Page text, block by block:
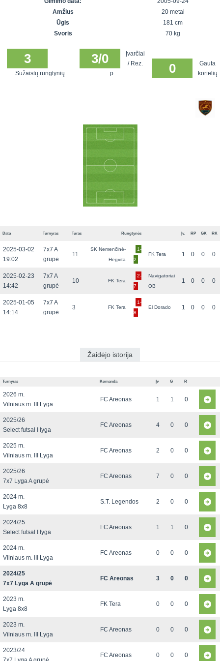
SFL rudens
Snaigės taurė
čempionatas
Vilnius
Amžius
20 metai
Ūgis
181 cm
Svoris
70 kg
3
Sužaistų rungtynių
3/0
Įvarčiai
/ Rez.
p.
0
Gauta
kortelių
Data Turnyras Turas Rungtynės Įv. RP GK RK
2025-03-02
19:02
7x7 A
grupė
11
SK Nemenčinė-
Hegvita
1-
2
FK Tera 1 0 0 0
2025-02-23
14:42
7x7 A
grupė
10 FK Tera
2-
7
Navigatoriai
OB
1 0 0 0
2025-01-05
14:14
7x7 A
grupė
3 FK Tera
1-
8
El Dorado 1 0 0 0
Žaidėjo istorija
Turnyras Komanda Įv G R
2026 m.
Vilniaus m. III Lyga
FC Areonas 1 1 0
2025/26
Select futsal I lyga
FC Areonas 4 0 0
2025 m.
Vilniaus m. III Lyga
FC Areonas 2 0 0
2025/26
7x7 Lyga A grupė
FC Areonas 7 0 0
2024 m.
Lyga 8x8
S.T. Legendos 2 0 0
2024/25
Select futsal I lyga
FC Areonas 1 1 0
2024 m.
Vilniaus m. III Lyga
FC Areonas 0 0 0
2024/25
7x7 Lyga A grupė
FC Areonas 3 0 0
2023 m.
Lyga 8x8
FK Tera 0 0 0
2023 m.
Vilniaus m. III Lyga
FC Areonas 0 0 0
2023/24
FC Areonas 0 0 0